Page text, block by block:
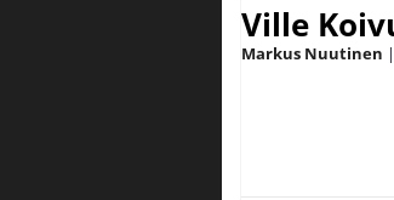
Ville
Markus Nuutinen |